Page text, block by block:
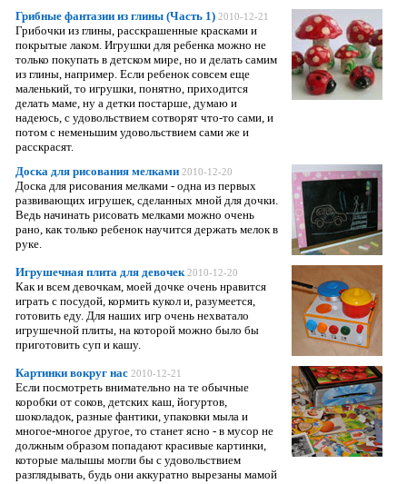
Грибные фантазии из глины (Часть 1) 2010-12-21
Грибочки из глины, расскрашенные красками и
покрытые лаком. Игрушки для ребенка можно не
только покупать в детском мире, но и делать самим
из глины, например. Если ребенок совсем еще
маленький, то игрушки, понятно, приходится
делать маме, ну а детки постарше, думаю и
надеюсь, с удовольствием сотворят что-то сами, и
потом с неменьшим удовольствием сами же и
расскрасят.
Доска для рисования мелками 2010-12-20
Доска для рисования мелками - одна из первых
развивающих игрушек, сделанных мной для дочки.
Ведь начинать рисовать мелками можно очень
рано, как только ребенок научится держать мелок в
руке.
Игрушечная плита для девочек 2010-12-20
Как и всем девочкам, моей дочке очень нравится
играть с посудой, кормить кукол и, разумеется,
готовить еду. Для наших игр очень нехватало
игрушечной плиты, на которой можно было бы
приготовить суп и кашу.
Картинки вокруг нас 2010-12-21
Если посмотреть внимательно на те обычные
коробки от соков, детских каш, йогуртов,
шоколадок, разные фантики, упаковки мыла и
многое-многое другое, то станет ясно - в мусор не
должным образом попадают красивые картинки,
которые малышы могли бы с удовольствием
разглядывать, будь они аккуратно вырезаны мамой